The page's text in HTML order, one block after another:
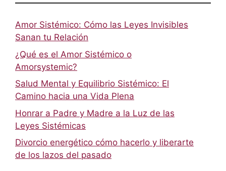
Amor Sistémico: Cómo las Leyes Invisibles
Sanan tu Relación
¿Qué es el Amor Sistémico o
Amorsystemic?
Salud Mental y Equilibrio Sistémico: El
Camino hacia una Vida Plena
Honrar a Padre y Madre a la Luz de las
Leyes Sistémicas
Divorcio energético cómo hacerlo y liberarte
de los lazos del pasado